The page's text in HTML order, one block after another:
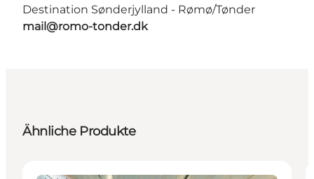
Destination Sønderjylland - Rømø/Tønder
mail@romo-tonder.dk
Ähnliche Produkte